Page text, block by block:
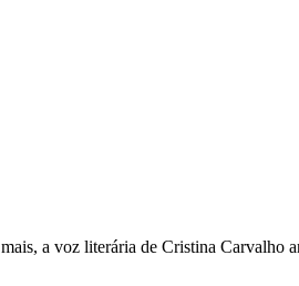
a voz literária de Cristina Carvalho